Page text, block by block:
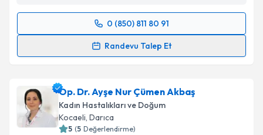
0 (850) 811 80 91
Randevu Talep Et
Randevu Takvimi Talebi
takvim hazırlandığında e-posta ile bilgilendireceğiz.
E-posta Adresiniz
Op. Dr. Ayşe Nur Çümen Akbaş
Kadın Hastalıkları ve Doğum
Kocaeli, Darıca
5 (5 Değerlendirme)